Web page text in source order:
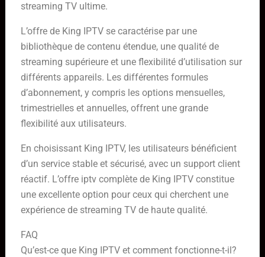
streaming TV ultime.
L’offre de King IPTV se caractérise par une
bibliothèque de contenu étendue, une qualité de
streaming supérieure et une flexibilité d’utilisation sur
différents appareils. Les différentes formules
d’abonnement, y compris les options mensuelles,
trimestrielles et annuelles, offrent une grande
flexibilité aux utilisateurs.
En choisissant King IPTV, les utilisateurs bénéficient
d’un service stable et sécurisé, avec un support client
réactif. L’offre iptv complète de King IPTV constitue
une excellente option pour ceux qui cherchent une
expérience de streaming TV de haute qualité.
FAQ
Qu’est-ce que King IPTV et comment fonctionne-t-il?